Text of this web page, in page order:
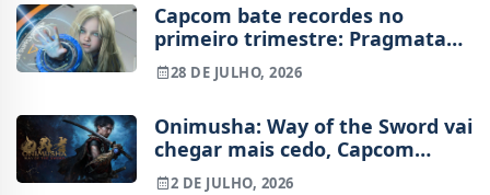
Capcom bate recordes no
primeiro trimestre: Pragmata
vende 2,5 milhões, Resident Evil
Requiem chega aos 8 milhões
28 DE JULHO, 2026
Onimusha: Way of the Sword vai
chegar mais cedo, Capcom
mudou a data
2 DE JULHO, 2026